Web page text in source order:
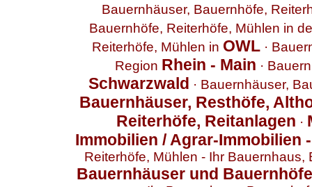
Bauernhäuser, Bauernhöfe,
Bauernhöfe, Reiterhöfe, Mühlen in
Reiterhöfe, Mühlen in OWL·
Region Rhein - Main ·
Schwarzwald · Bauernhäuser,
Bauernhäuser, Resthöfe,
Reiterhöfe, Reitanlagen ·
Immobilien / Agrar-Immobilien
Reiterhöfe, Mühlen - Ihr
Bauernhäuser und Bauernhöfe